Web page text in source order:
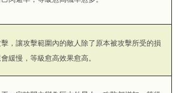
，讓攻擊範圍內的敵人除了原本被攻擊所受的損
緩慢，等級愈高效果愈高。